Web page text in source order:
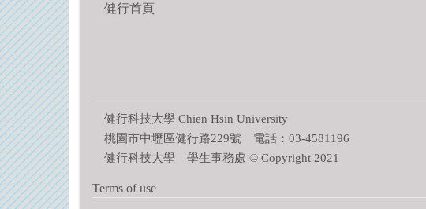
健行首頁
健行科技大學 Chien Hsin University
桃園市中壢區健行路229號 電話：03-4581196
健行科技大學 學生事務處 © Copyright 2021
Terms of use